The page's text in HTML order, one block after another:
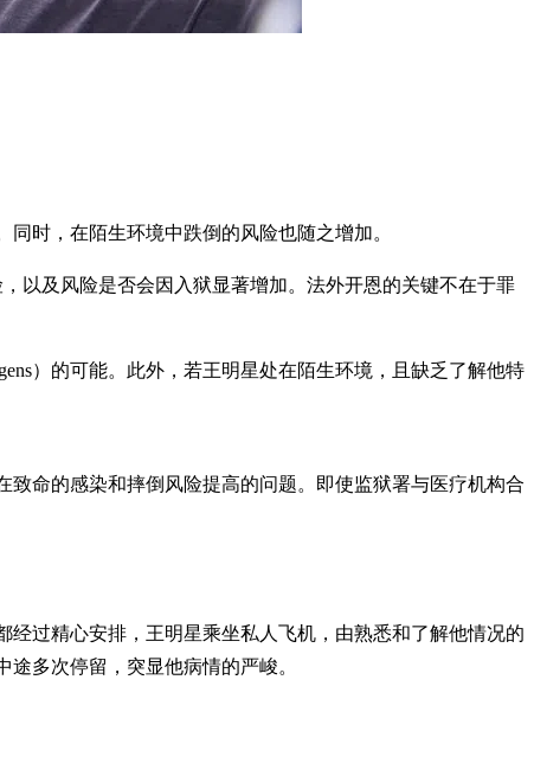
时，在陌生环境中跌倒的风险也随之增加。
以及风险是否会因入狱显著增加。法外开恩的关键不在于罪
）的可能。此外，若王明星处在陌生环境，且缺乏了解他特
命的感染和摔倒风险提高的问题。即使监狱署与医疗机构合
过精心安排，王明星乘坐私人飞机，由熟悉和了解他情况的
多次停留，突显他病情的严峻。